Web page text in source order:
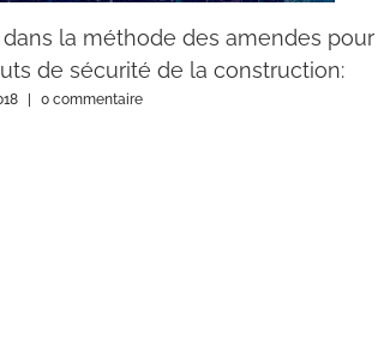
la méthode des amendes pour
de sécurité de la construction:
0 commentaire